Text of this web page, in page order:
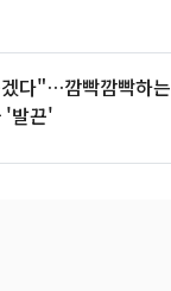
다"…깜빡깜빡하는
'발끈'